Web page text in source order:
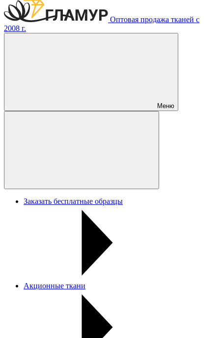
Оптовая продажа тканей с
2008 г.
Меню
Заказать бесплатные образцы
Акционные ткани